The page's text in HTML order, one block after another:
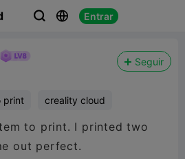
  Entrar
Seguir
print creality cloud
to print. I printed two
out perfect.